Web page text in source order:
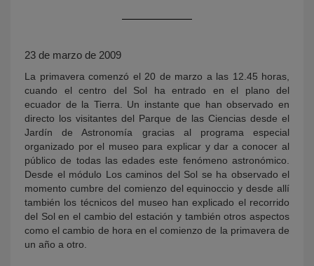
23 de marzo de 2009
La primavera comenzó el 20 de marzo a las 12.45 horas,
cuando el centro del Sol ha entrado en el plano del
ecuador de la Tierra. Un instante que han observado en
directo los visitantes del Parque de las Ciencias desde el
Jardín de Astronomía gracias al programa especial
organizado por el museo para explicar y dar a conocer al
público de todas las edades este fenómeno astronómico.
Desde el módulo Los caminos del Sol se ha observado el
momento cumbre del comienzo del equinoccio y desde allí
también los técnicos del museo han explicado el recorrido
del Sol en el cambio del estación y también otros aspectos
como el cambio de hora en el comienzo de la primavera de
un año a otro.